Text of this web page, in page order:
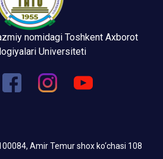
nomidagi Toshkent Axborot
Universiteti
Amir Temur shox ko‘chasi 108